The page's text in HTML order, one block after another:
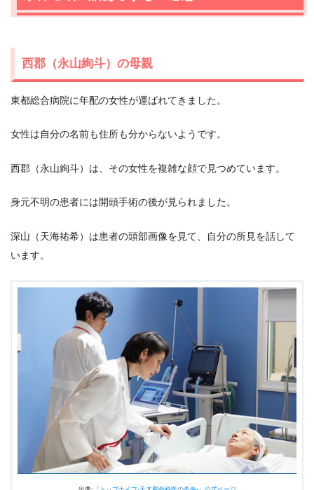
西郡（永山絢斗）の母親
東都総合病院に年配の女性が運ばれてきました。
女性は自分の名前も住所も分からないようです。
西郡（永山絢斗）は、その女性を複雑な顔で見つめています。
身元不明の患者には開頭手術の後が見られました。
深山（天海祐希）は患者の頭部画像を見て、自分の所見を話して
います。